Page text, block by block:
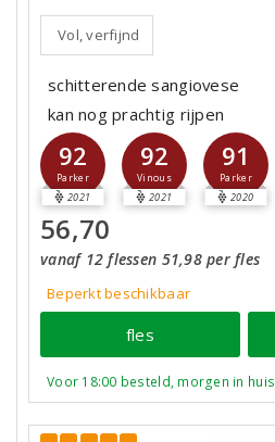
Vol, verfijnd
schitterende sangiovese
kan nog prachtig rijpen
92
Parker
2021
92
Vinous
2021
91
Parker
2020
56,70
vanaf 12 flessen 51,98 per fles
Beperkt beschikbaar
fles
Voor 18:00 besteld, morgen in huis